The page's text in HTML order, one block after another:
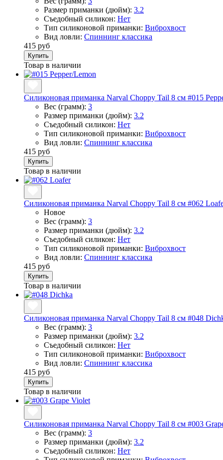
Размер приманки (дюйм): 3.2
Съедобный силикон: Нет
Тип силиконовой приманки: Виброхвост
Вид ловли: Спиннинг классика
415 руб
Купить
Товар в наличии
Силиконовая приманка Narval Choppy Tail 8 см #015
Вес (грамм): 3
Размер приманки (дюйм): 3.2
Съедобный силикон: Нет
Тип силиконовой приманки: Виброхвост
Вид ловли: Спиннинг классика
415 руб
Купить
Товар в наличии
Силиконовая приманка Narval Choppy Tail 8 см #062
Новое
Вес (грамм): 3
Размер приманки (дюйм): 3.2
Съедобный силикон: Нет
Тип силиконовой приманки: Виброхвост
Вид ловли: Спиннинг классика
415 руб
Купить
Товар в наличии
Силиконовая приманка Narval Choppy Tail 8 см #048
Вес (грамм): 3
Размер приманки (дюйм): 3.2
Съедобный силикон: Нет
Тип силиконовой приманки: Виброхвост
Вид ловли: Спиннинг классика
415 руб
Купить
Товар в наличии
Силиконовая приманка Narval Choppy Tail 8 см #003
Вес (грамм): 3
Размер приманки (дюйм): 3.2
Съедобный силикон: Нет